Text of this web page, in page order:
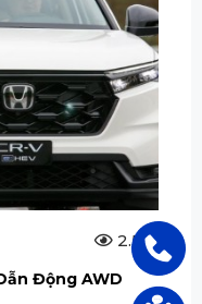
2.5m
Động AWD